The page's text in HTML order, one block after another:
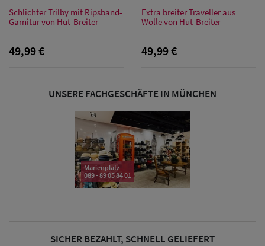
& Visoren
Damen
Damen Caps
Großgrößen
Schlichter Trilby mit Ripsband-
Garnitur von Hut-Breiter
49,99 €
Extra breiter Traveller aus
Wolle von Hut-Breiter
49,99 €
UNSERE FACHGESCHÄFTE IN MÜNCHEN
Marienplatz
089 - 89 05 84 01
SICHER BEZAHLT, SCHNELL GELIEFERT